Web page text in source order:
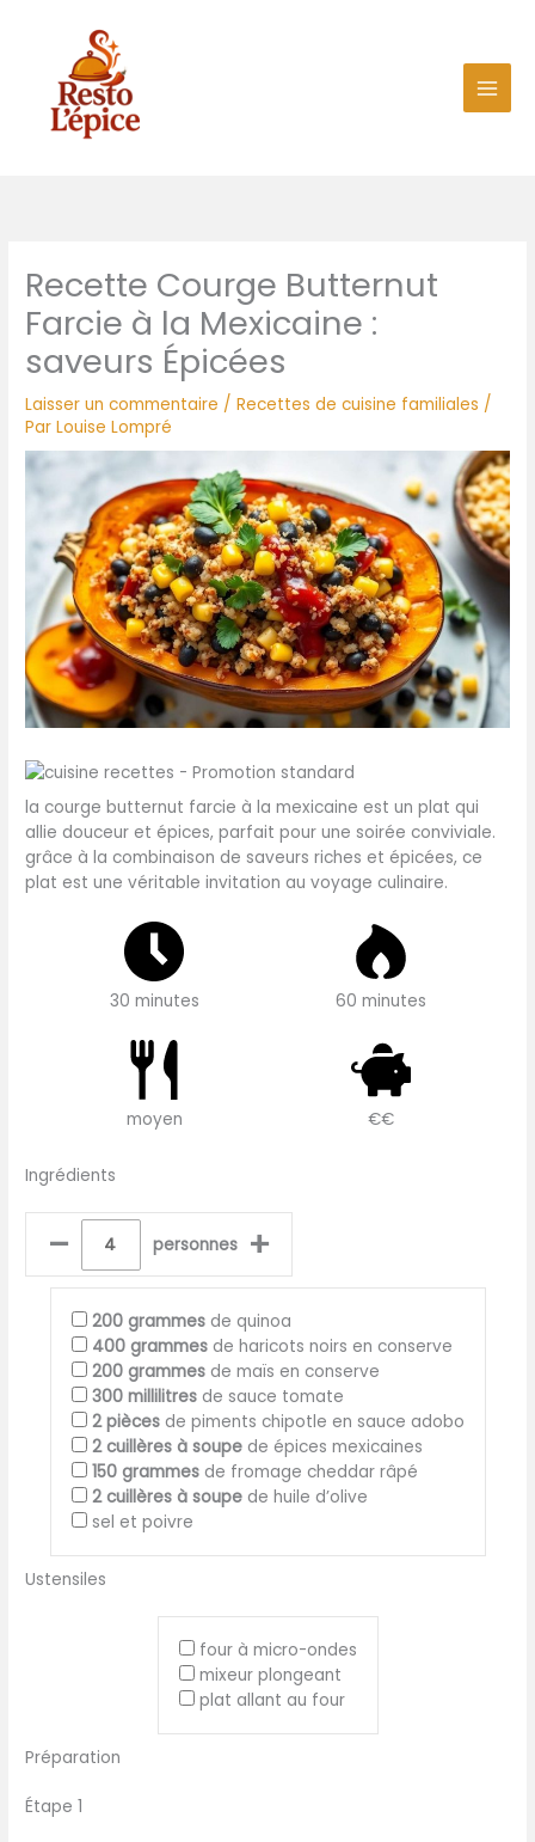
Recette Courge Butternut
Farcie à la Mexicaine :
saveurs Épicées
Laisser un commentaire /Recettes de cuisine familiales /
ParLouise Lompré
la courge butternut farcie à la mexicaine est un plat qui
allie douceur et épices, parfait pour une soirée conviviale.
grâce à la combinaison de saveurs riches et épicées, ce
plat est une véritable invitation au voyage culinaire.
30 minutes 60 minutes
moyen €€
Ingrédients
– personnes +
200 grammesde quinoa
400 grammesde haricots noirs en conserve
200 grammesde maïs en conserve
300 millilitresde sauce tomate
2 piècesde piments chipotle en sauce adobo
2 cuillères à soupede épices mexicaines
150 grammesde fromage cheddar râpé
2 cuillères à soupede huile d’olive
sel et poivre
Ustensiles
four à micro-ondes
mixeur plongeant
plat allant au four
Préparation
Étape 1